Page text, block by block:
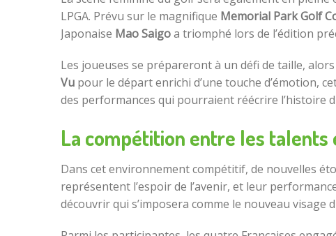
LPGA. Prévu sur le magnifique Memorial Park Golf
Japonaise Mao Saigoa triomphé lors de l’édition
Les joueuses se prépareront à un défi de taille,
Vu pour le départ enrichi d’une touche d’émotion,
des performances qui pourraient réécrire l’histoire
La compétition entre les talents
Dans cet environnement compétitif, de nouvelles
représentent l’espoir de l’avenir, et leur
découvrir qui s’imposera comme le nouveau visage